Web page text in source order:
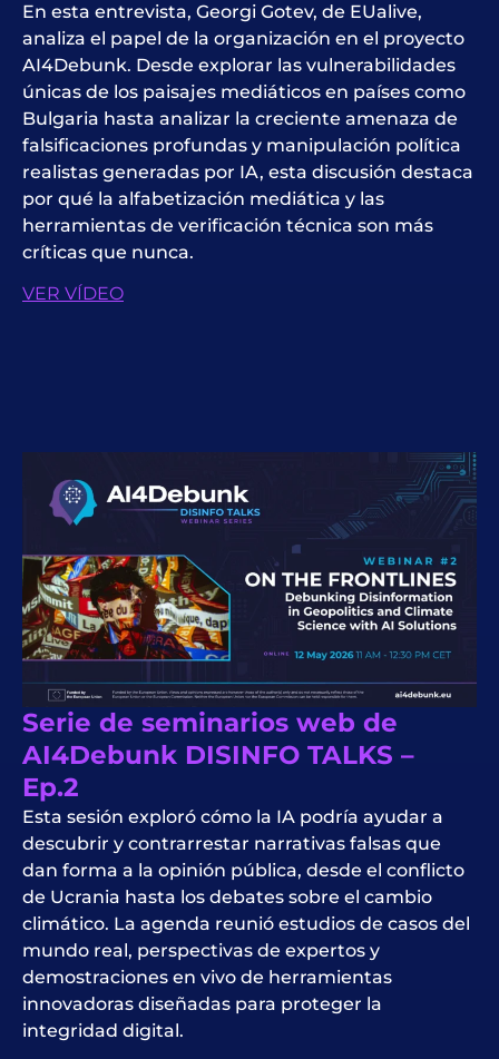
En esta entrevista, Georgi Gotev, de EUalive,
analiza el papel de la organización en el proyecto
AI4Debunk. Desde explorar las vulnerabilidades
únicas de los paisajes mediáticos en países como
Bulgaria hasta analizar la creciente amenaza de
falsificaciones profundas y manipulación política
realistas generadas por IA, esta discusión destaca
por qué la alfabetización mediática y las
herramientas de verificación técnica son más
críticas que nunca.
VER VÍDEO
Serie de seminarios web de
AI4Debunk DISINFO TALKS –
Ep.2
Esta sesión exploró cómo la IA podría ayudar a
descubrir y contrarrestar narrativas falsas que
dan forma a la opinión pública, desde el conflicto
de Ucrania hasta los debates sobre el cambio
climático. La agenda reunió estudios de casos del
mundo real, perspectivas de expertos y
demostraciones en vivo de herramientas
innovadoras diseñadas para proteger la
integridad digital.